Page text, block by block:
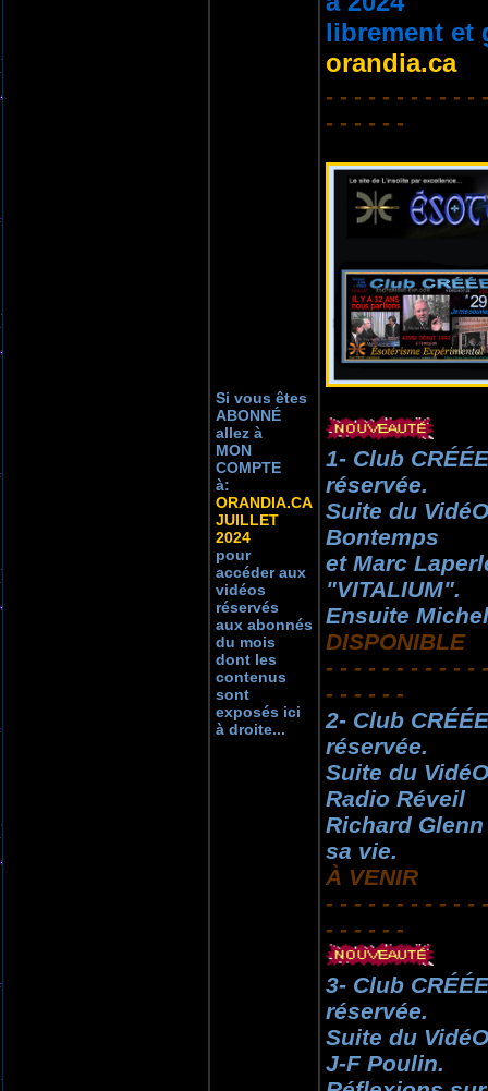
Si vous êtes
ABONNÉ
allez à
MON
COMPTE
à:
ORANDIA.CA
JUILLET
2024
pour
accéder aux
vidéos
réservés
aux abonnés
du mois
dont les
contenus
sont
exposés ici
à droite...
librement et
orandia.ca
- - - - - - - - - - -
- - - - - -
1- Club
réservée.
Suite du
Bontemps
et Marc
"VITALIUM".
Ensuite
DISPONIBLE
- - - - - - - - - - -
- - - - - -
2- Club
réservée.
Suite du
Radio Réveil
Richard
sa vie.
À VENIR
- - - - - - - - - - -
- - - - - -
3- Club
réservée.
Suite du
J-F Poulin.